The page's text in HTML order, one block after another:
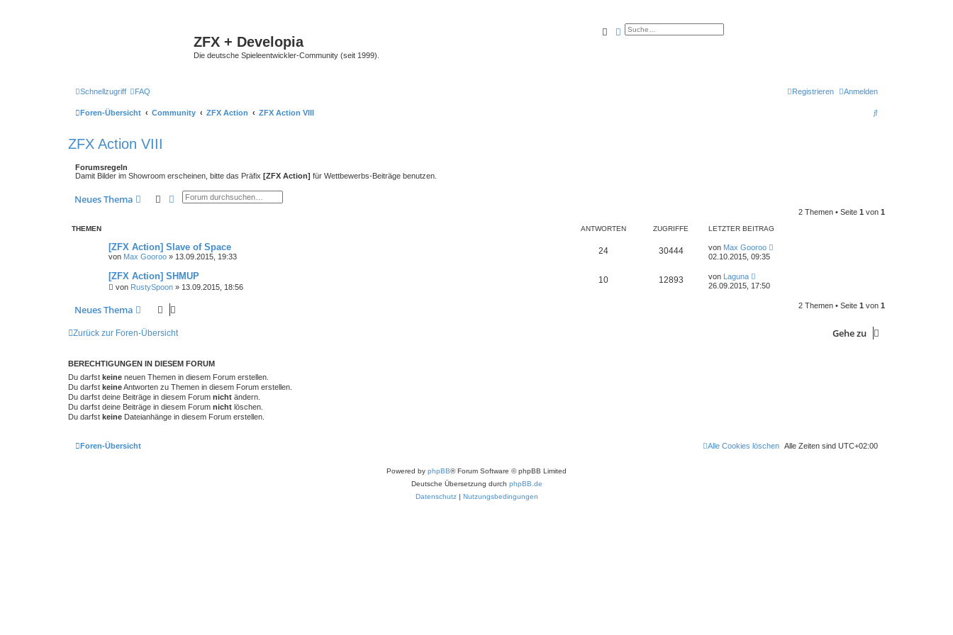
ZFX + Developia
Die deutsche Spieleentwickler-Community (seit 1999).
SucheErweiterte Suche
Schnellzugriff FAQ Anmelden
Registrieren
Foren-Übersicht Community ZFX Action ZFX Action VIII
S
ZFX Action VIII
Forumsregeln
Damit Bilder im Showroom erscheinen, bitte das Präfix [ZFX Action] für Wettbewerbs-Beiträge benutzen.
Neues Thema SucheErweiterte Suche
2 Themen • Seite 1 von 1
THEMEN ANTWORTEN ZUGRIFFE LETZTER BEITRAG
[ZFX Action] Slave of Space
von Max Gooroo » 13.09.2015, 19:33
24 30444 von Max Gooroo
02.10.2015, 09:35
[ZFX Action] SHMUP
von RustySpoon » 13.09.2015, 18:56
10 12893 von Laguna
26.09.2015, 17:50
Neues Thema 2 Themen • Seite 1 von 1
Zurück zur Foren-Übersicht Gehe zu
BERECHTIGUNGEN IN DIESEM FORUM
Du darfst keine neuen Themen in diesem Forum erstellen.
Du darfst keineAntworten zu Themen in diesem Forum erstellen.
Du darfst deine Beiträge in diesem Forum nicht ändern.
Du darfst deine Beiträge in diesem Forum nicht löschen.
Du darfst keine Dateianhänge in diesem Forum erstellen.
Foren-Übersicht Alle Zeiten sind UTC+02:00
Alle Cookies löschen
Powered by phpBB® Forum Software © phpBB Limited
Deutsche Übersetzung durch phpBB.de
Datenschutz| Nutzungsbedingungen